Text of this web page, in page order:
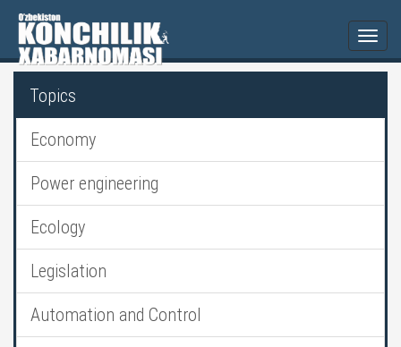
Topics
Economy
Power engineering
Ecology
Legislation
Automation and Control